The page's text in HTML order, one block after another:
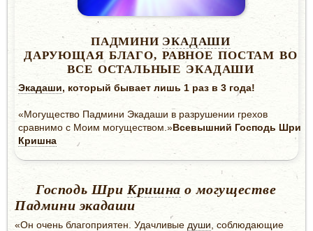
ПАДМИНИ ЭКАДАШИ
ДАРУЮЩАЯ БЛАГО, РАВНОЕ ПОСТАМ ВО
ВСЕ ОСТАЛЬНЫЕ ЭКАДАШИ
Экадаши, который бывает лишь 1 раз в 3 года!
«Могущество Падмини Экадаши в разрушении грехов
сравнимо с Моим могуществом.»Всевышний Господь Шри
Кришна
Господь Шри Кришна о могуществе
Падмини экадаши
«Он очень благоприятен. Удачливые души , соблюдающие